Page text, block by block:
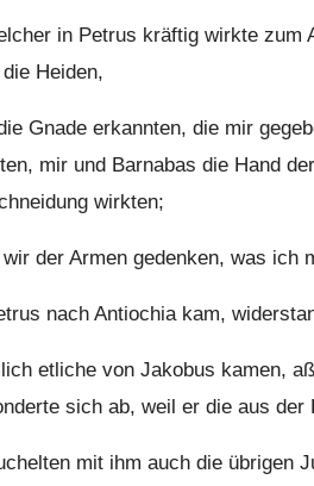
in Petrus kräftig wirkte zum
Heiden,
Gnade erkannten, die mir
mir und Barnabas die Hand
wirkten;
der Armen gedenken, was ich
nach Antiochia kam,
etliche von Jakobus kamen,
sich ab, weil er die aus der
mit ihm auch die übrigen